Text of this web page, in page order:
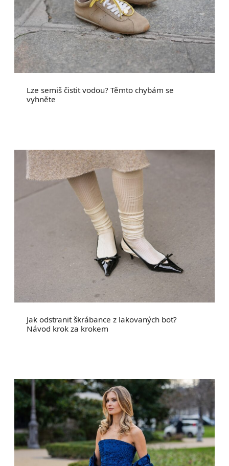
Lze semiš čistit vodou? Těmto chybám se
vyhněte
Jak odstranit škrábance z lakovaných bot?
Návod krok za krokem